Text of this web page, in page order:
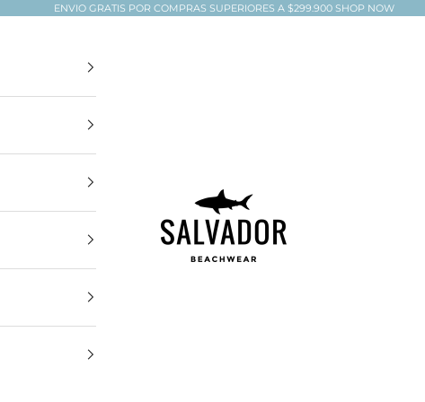
ENVIO GRATIS POR COMPRAS SUPERIORES A $299.900 SHOP NOW
Salvador Beachwear